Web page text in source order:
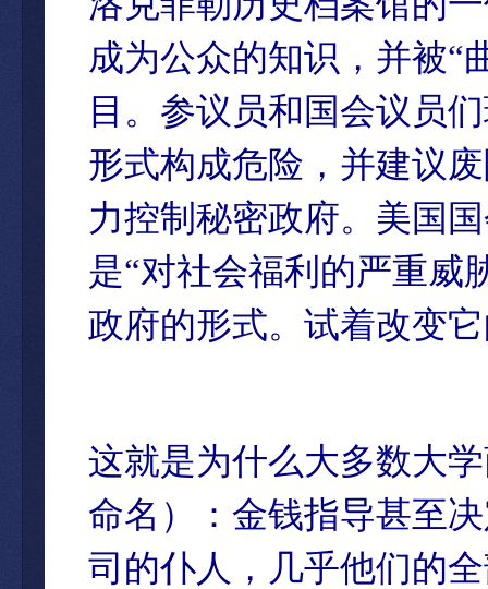
成为公众的知识，并被“
目。参议员和国会议员
形式构成危险，并建议
力控制秘密政府。美国
是“对社会福利的严重威
政府的形式。试着改变
这就是为什么大多数大
命名）：金钱指导甚至
司的仆人，几乎他们的